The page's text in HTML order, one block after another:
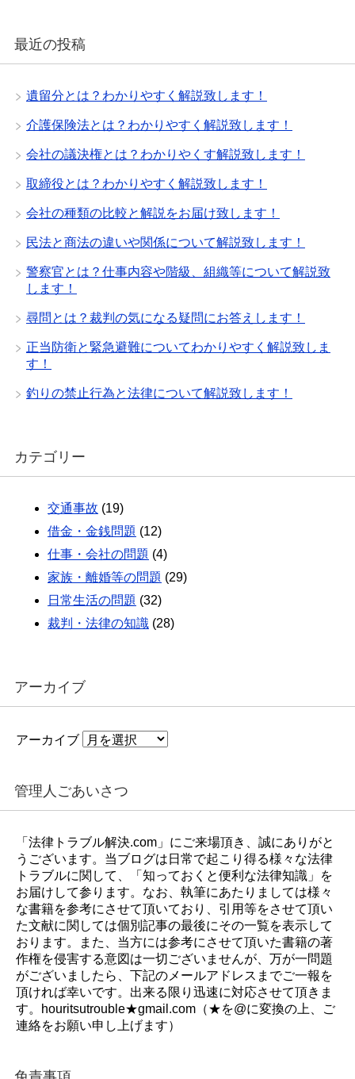
最近の投稿
遺留分とは？わかりやすく解説致します！
介護保険法とは？わかりやすく解説致します！
会社の議決権とは？わかりやくす解説致します！
取締役とは？わかりやすく解説致します！
会社の種類の比較と解説をお届け致します！
民法と商法の違いや関係について解説致します！
警察官とは？仕事内容や階級、組織等について解説致
します！
尋問とは？裁判の気になる疑問にお答えします！
正当防衛と緊急避難についてわかりやすく解説致しま
す！
釣りの禁止行為と法律について解説致します！
カテゴリー
交通事故 (19)
借金・金銭問題 (12)
仕事・会社の問題 (4)
家族・離婚等の問題 (29)
日常生活の問題 (32)
裁判・法律の知識 (28)
アーカイブ
アーカイブ
管理人ごあいさつ
「法律トラブル解決.com」にご来場頂き、誠にありがと
うございます。当ブログは日常で起こり得る様々な法律
トラブルに関して、「知っておくと便利な法律知識」を
お届けして参ります。なお、執筆にあたりましては様々
な書籍を参考にさせて頂いており、引用等をさせて頂い
た文献に関しては個別記事の最後にその一覧を表示して
おります。また、当方には参考にさせて頂いた書籍の著
作権を侵害する意図は一切ございませんが、万が一問題
がございましたら、下記のメールアドレスまでご一報を
頂ければ幸いです。出来る限り迅速に対応させて頂きま
す。houritsutrouble★gmail.com（★を@に変換の上、ご
連絡をお願い申し上げます）